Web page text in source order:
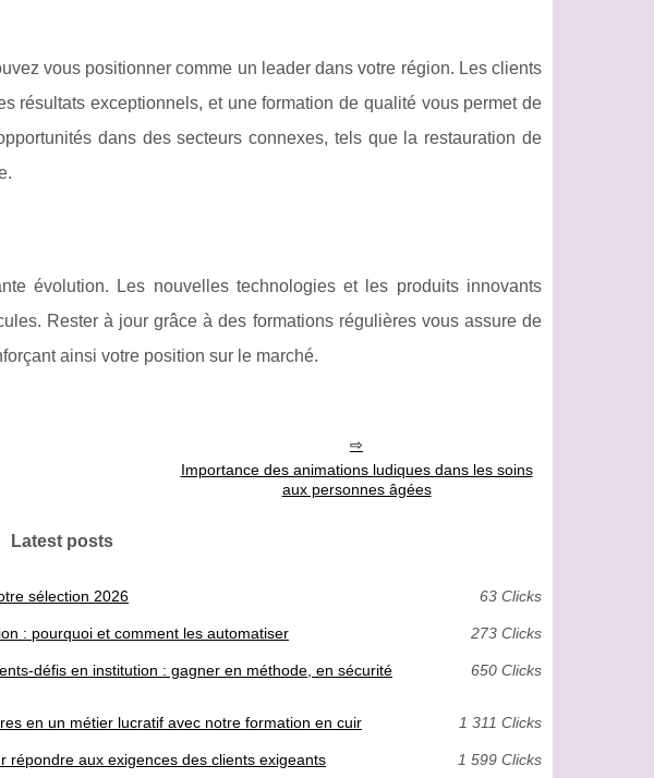
vous positionner comme un leader dans votre région. Les clients
résultats exceptionnels, et une formation de qualité vous permet de
dans des secteurs connexes, tels que la restauration de
évolution. Les nouvelles technologies et les produits innovants
Rester à jour grâce à des formations régulières vous assure de
ainsi votre position sur le marché.
Importance des animations ludiques dans les soins
aux personnes âgées
Latest posts
sélection 2026 63 Clicks
: pourquoi et comment les automatiser 273 Clicks
défis en institution : gagner en méthode, en sécurité
650 Clicks
en un métier lucratif avec notre formation en cuir 1 311 Clicks
répondre aux exigences des clients exigeants 1 599 Clicks